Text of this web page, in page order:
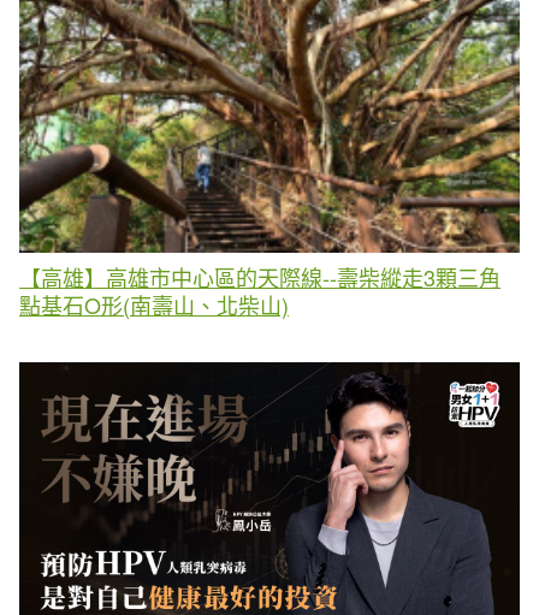
【高雄】高雄市中心區的天際線--壽柴縱走3顆三角
點基石O形(南壽山、北柴山)